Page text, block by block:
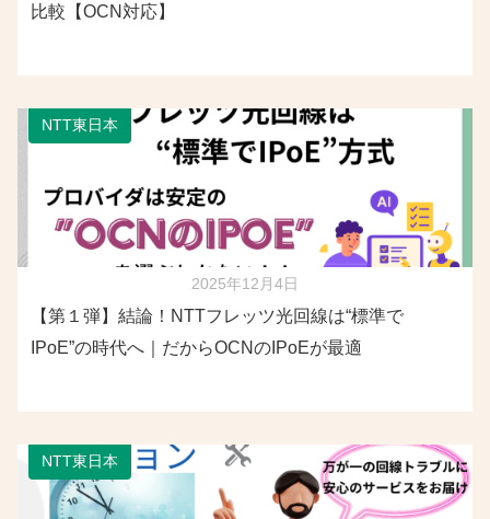
比較【OCN対応】
NTT東日本
2025年12月4日
【第１弾】結論！NTTフレッツ光回線は“標準で
IPoE”の時代へ｜だからOCNのIPoEが最適
NTT東日本